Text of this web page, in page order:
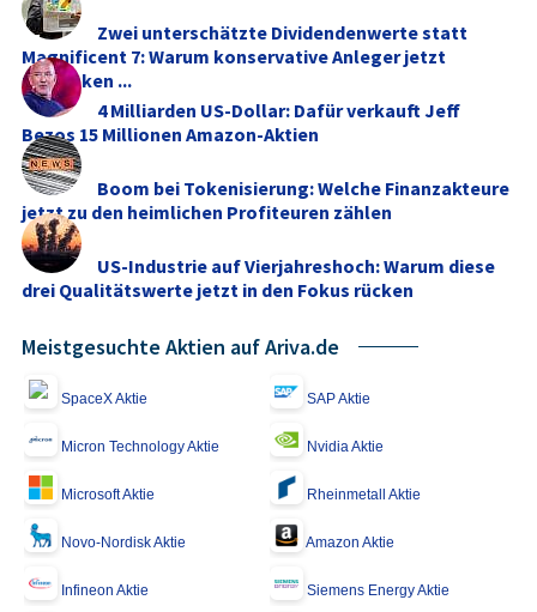
Zwei unterschätzte Dividendenwerte statt
Magnificent 7: Warum konservative Anleger jetzt
umdenken ...
4 Milliarden US-Dollar: Dafür verkauft Jeff
Bezos 15 Millionen Amazon-Aktien
Boom bei Tokenisierung: Welche Finanzakteure
jetzt zu den heimlichen Profiteuren zählen
US-Industrie auf Vierjahreshoch: Warum diese
drei Qualitätswerte jetzt in den Fokus rücken
Meistgesuchte Aktien auf Ariva.de
SpaceX Aktie SAP Aktie
Micron Technology Aktie Nvidia Aktie
Microsoft Aktie Rheinmetall Aktie
Novo-Nordisk Aktie Amazon Aktie
Infineon Aktie Siemens Energy Aktie